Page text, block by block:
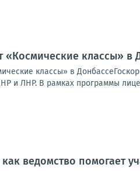
«Космические классы» в
классы» в
и ЛНР. В рамках программы
ведомство помогает